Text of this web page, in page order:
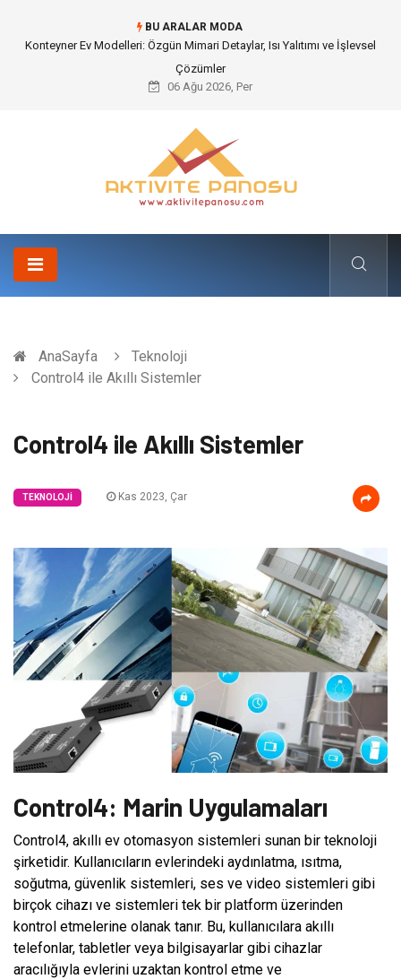
BU ARALAR MODA
Nakliye Nedir ve Tedarik Zincirindeki Önemi Nasıl Anlaşılır?
06 Ağu 2026, Per
AnaSayfa
Teknoloji
Control4 ile Akıllı Sistemler
Control4 ile Akıllı Sistemler
TEKNOLOJI Kas 2023, Çar
Control4: Marin Uygulamaları
Control4, akıllı ev otomasyon sistemleri sunan bir teknoloji
şirketidir. Kullanıcıların evlerindeki aydınlatma, ısıtma,
soğutma, güvenlik sistemleri, ses ve video sistemleri gibi
birçok cihazı ve sistemleri tek bir platform üzerinden
kontrol etmelerine olanak tanır. Bu, kullanıcılara akıllı
telefonlar, tabletler veya bilgisayarlar gibi cihazlar
aracılığıyla evlerini uzaktan kontrol etme ve